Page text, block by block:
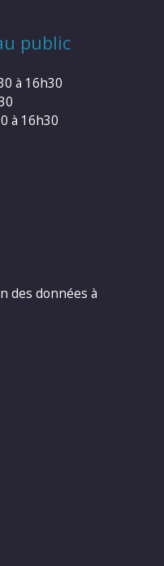
public
à 16h30
à 16h30
des données à